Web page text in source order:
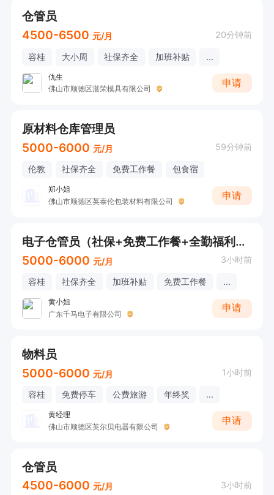
仓管员
4500-6500 元/月 20分钟前
容桂 大小周 社保齐全 加班补贴 ...
仇生
佛山市顺德区湛荣模具有限公司
申请
原材料仓库管理员
5000-6000 元/月 59分钟前
伦教 社保齐全 免费工作餐 包食宿
郑小姐
佛山市顺德区英泰伦包装材料有限公司
申请
电子仓管员（社保+免费工作餐+全勤福利+房补+免费体检+加班补贴）【欢迎电话/微信咨询！】
5000-6000 元/月 3小时前
容桂 社保齐全 加班补贴 免费工作餐 ...
黄小姐
广东千马电子有限公司
申请
物料员
5000-6000 元/月 1小时前
容桂 免费停车 公费旅游 年终奖 ...
黄经理
佛山市顺德区英尔贝电器有限公司
申请
仓管员
4500-6000 元/月 3小时前